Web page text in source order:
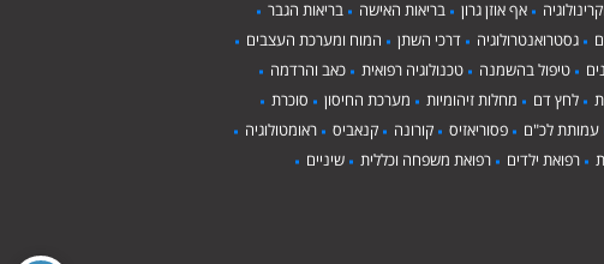
אף אוזן גרון בריאות האישה
בריאות הגבר
גסטרואנטרולוגיה דרכי השתן
המוח ומערכת העצבים
טיפול בהשמנה טכנולוגיה רפואית
כאב והרדמה
לחץ דם מחלות זיהומיות מערכת החיסון
סוכרת
עמותת לכ"ם פסוריאזיס קורונה קנאביס
ראומטולוגיה
רפואת ילדים רפואת משפחה וכללית
שיניים